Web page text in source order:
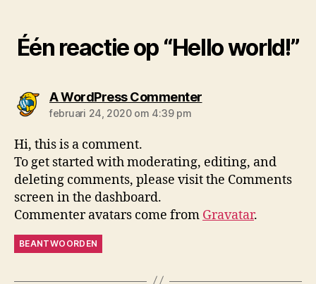
Één reactie op “Hello world!”
A WordPress Commenterzegt:
februari 24, 2020 om 4:39 pm
Hi, this is a comment.
To get started with moderating, editing, and
deleting comments, please visit the Comments
screen in the dashboard.
Commenter avatars come from Gravatar.
BEANTWOORDEN